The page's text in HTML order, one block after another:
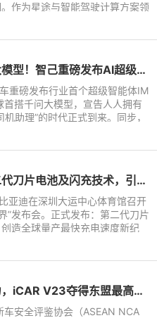
作为星途与智能驾驶计算方案领
落地的首款重磅车型，星纪元E
全球首搭千问大模型！智己重磅发布AI超级智能体，智己LS8即将开启预售
重磅发布行业首个超级智能体IM
搭千问大模型，宣告人人拥有
助理”的时代正式到来。同步，
代科技旗舰SUV——智己LS8，
比亚迪发布第二代刀片电池及闪充技术，引领新能源汽车迈入闪充时代
亚迪在深圳大运中心体育馆召开
”发布会。正式发布：第二代刀片
造全球量产最快充电速度新纪
只用5分钟就能充好；从10%到
中国安全硬实力，iCAR V23夺得东盟最高五星认证，树立全球安全标杆
车安全评鉴协会（ASEAN NCA